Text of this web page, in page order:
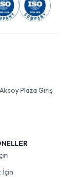
Plaza Giriş
İçin